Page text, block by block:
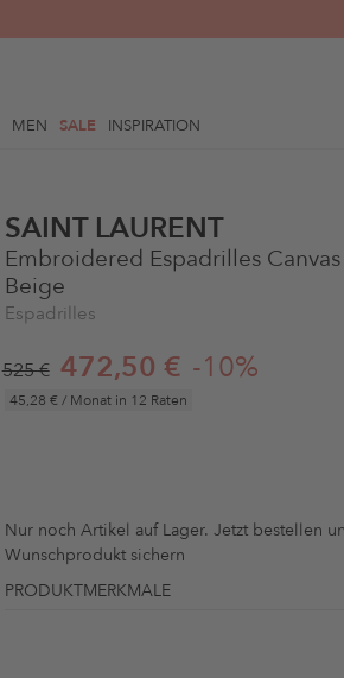
MEN SALE INSPIRATION
SAINT LAURENT
Embroidered Espadrilles
Beige
Espadrilles
525 € 472,50 € -10%
45,28 € / Monat in 12 Raten
Nur noch Artikel auf Lager. Jetzt bestellen
Wunschprodukt sichern
PRODUKTMERKMALE